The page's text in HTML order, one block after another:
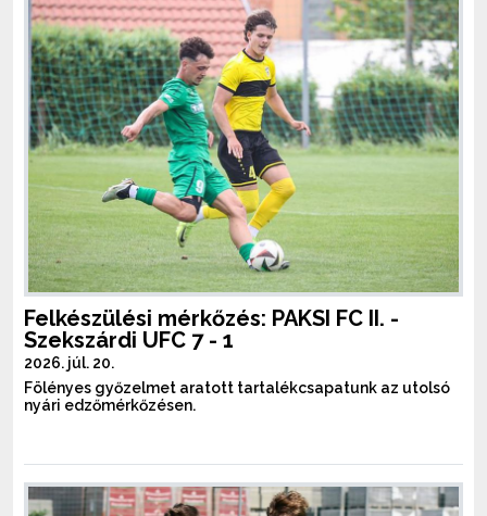
Felkészülési mérkőzés: PAKSI FC II. -
Szekszárdi UFC 7 - 1
2026. júl. 20.
Fölényes győzelmet aratott tartalékcsapatunk az utolsó
nyári edzőmérkőzésen.